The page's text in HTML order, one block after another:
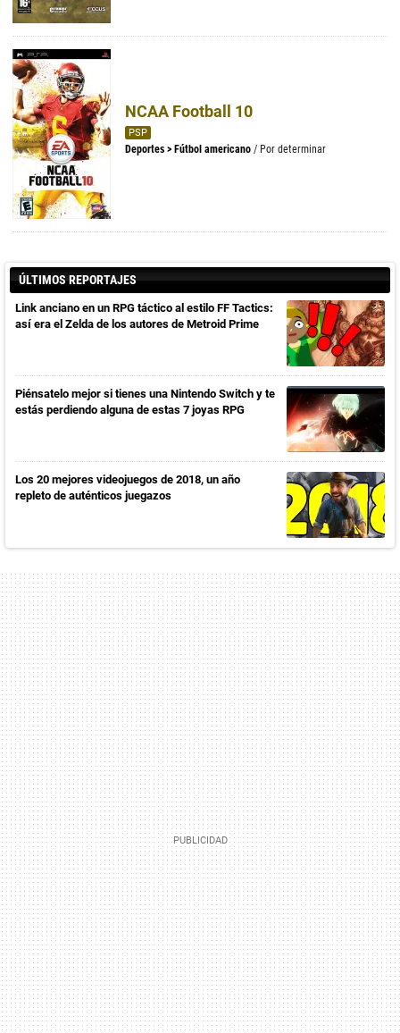
NCAA Football 10
PSP
Deportes > Fútbol americano / Por determinar
ÚLTIMOS REPORTAJES
Link anciano en un RPG táctico al estilo FF Tactics:
así era el Zelda de los autores de Metroid Prime
Piénsatelo mejor si tienes una Nintendo Switch y te
estás perdiendo alguna de estas 7 joyas RPG
Los 20 mejores videojuegos de 2018, un año
repleto de auténticos juegazos